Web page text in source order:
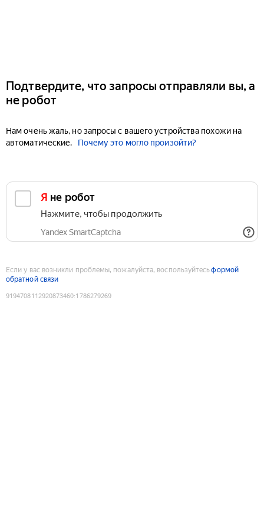
Подтвердите, что запросы отправляли вы, а
не робот
Нам очень жаль, но запросы с вашего устройства похожи на
автоматические.
Почему это могло произойти?
Я не робот
Нажмите, чтобы продолжить
Yandex SmartCaptcha
Если у вас возникли проблемы, пожалуйста, воспользуйтесьформой
обратной связи
9194708112920873460:1786279269